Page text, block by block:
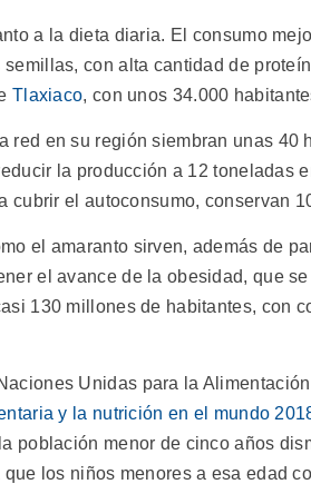
a la dieta diaria. El consumo
con alta cantidad de
Tlaxiaco, con unos 34.000
red en su región siembran unas
la producción a 12 toneladas
cubrir el autoconsumo, conservan
el amaranto sirven, además de
el avance de la obesidad, que
130 millones de habitantes, con
Unidas para la
y la nutrición en el mundo
población menor de cinco años
los niños menores a esa edad